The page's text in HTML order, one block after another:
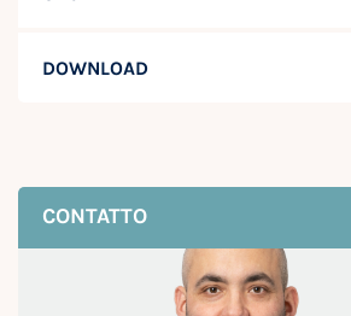
DOWNLOAD
CONTATTO